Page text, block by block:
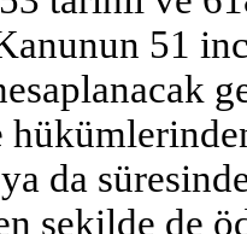
51
da
şekilde de